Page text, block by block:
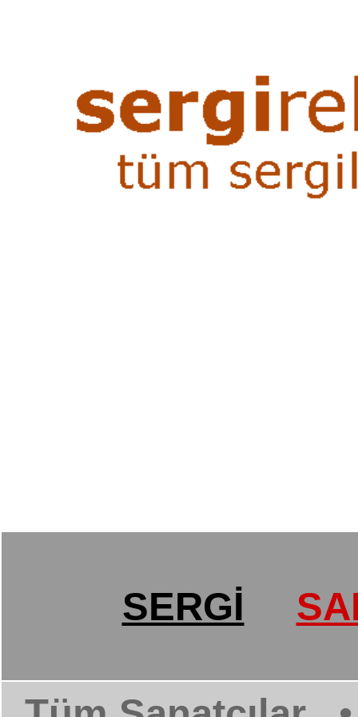
SERGİ